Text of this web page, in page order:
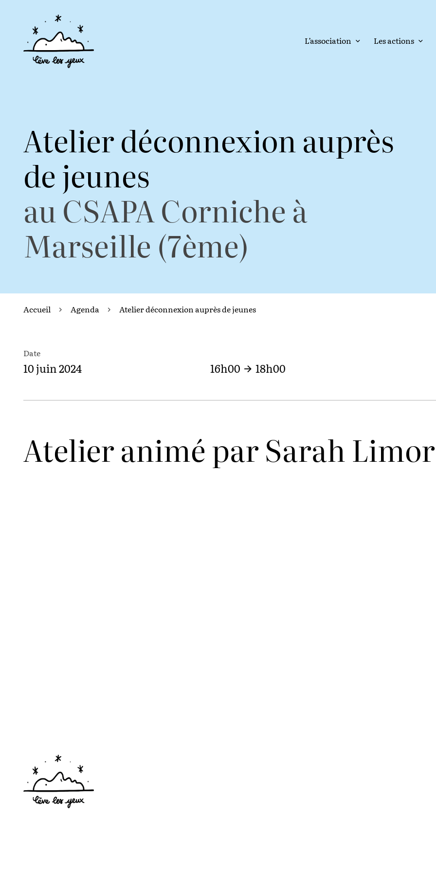
L’association Les actions
Atelier déconnexion auprès
de jeunes
au CSAPA Corniche à
Marseille (7ème)
Accueil Agenda Atelier déconnexion auprès de jeunes
Date
10 juin 2024 16h00 18h00
Atelier animé par Sarah